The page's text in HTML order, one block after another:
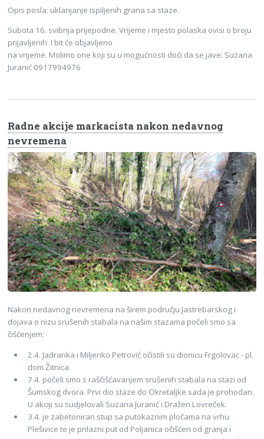
Opis posla: uklanjanje ispiljenih grana sa staze.
Subota 16. svibnja prijepodne. Vrijeme i mjesto polaska ovisi o broju
prijavljenih. I bit će objavljeno
na vrijeme. Molimo one koji su u mogućnosti doći da se jave: Suzana
Juranić 0917994976
Radne akcije markacista nakon nedavnog
nevremena
Nakon nedavnog nevremena na širem području Jastrebarskog i
dojava o nizu srušenih stabala na našim stazama počeli smo sa
čišćenjem:
2.4. Jadranka i Miljenko Petrović očistili su dionicu Frgolovac - pl.
dom Žitnica
7.4. počeli smo s raščišćavanjem srušenih stabala na stazi od
Šumskog dvora. Prvi dio staze do Okretaljke sada je prohodan.
U akciji su sudjelovali Suzana Juranić i Dražen Lovreček.
3.4. je zabetoniran stup sa putokaznim pločama na vrhu
Plešivice te je prilazni put od Poljanica očišćen od granja i